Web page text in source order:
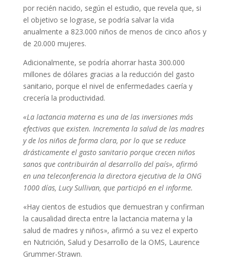
por recién nacido, según el estudio, que revela que, si
el objetivo se lograse, se podría salvar la vida
anualmente a 823.000 niños de menos de cinco años y
de 20.000 mujeres.
Adicionalmente, se podría ahorrar hasta 300.000
millones de dólares gracias a la reducción del gasto
sanitario, porque el nivel de enfermedades caería y
crecería la productividad.
«La lactancia materna es una de las inversiones más
efectivas que existen. Incrementa la salud de las madres
y de los niños de forma clara, por lo que se reduce
drásticamente el gasto sanitario porque crecen niños
sanos que contribuirán al desarrollo del país», afirmó
en una teleconferencia la directora ejecutiva de la ONG
1000 días, Lucy Sullivan, que participó en el informe.
«Hay cientos de estudios que demuestran y confirman
la causalidad directa entre la lactancia materna y la
salud de madres y niños», afirmó a su vez el experto
en Nutrición, Salud y Desarrollo de la OMS, Laurence
Grummer-Strawn.